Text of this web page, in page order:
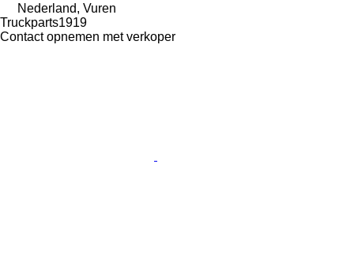
Nederland, Vuren
Truckparts1919
Contact opnemen met verkoper